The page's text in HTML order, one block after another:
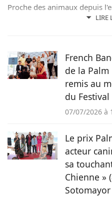
LIRE
Proche des animaux depuis
évolué aux côtés de chats, de
à raconter les histoires de
magazine Pets Dating.
French
de la
remis au
du
07/07/2026 à
Le prix
acteur
sa
Chienne »
Sotomayor